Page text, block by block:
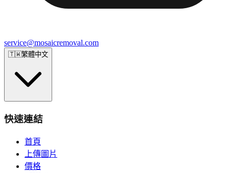
service@mosaicremoval.com
🇹🇼繁體中文
快速連結
首頁
上傳圖片
價格